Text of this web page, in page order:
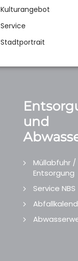
Kulturangebot
Service
Stadtportrait
und
Müllabfuhr /
Entsorgung
Service NBS